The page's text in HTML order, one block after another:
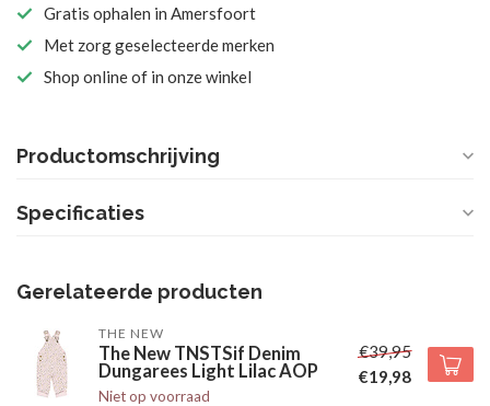
Gratis ophalen in Amersfoort
Met zorg geselecteerde merken
Shop online of in onze winkel
Productomschrijving
Specificaties
Gerelateerde producten
THE NEW
The New TNSTSif Denim
Dungarees Light Lilac AOP
Niet op voorraad
€39,95
€19,98